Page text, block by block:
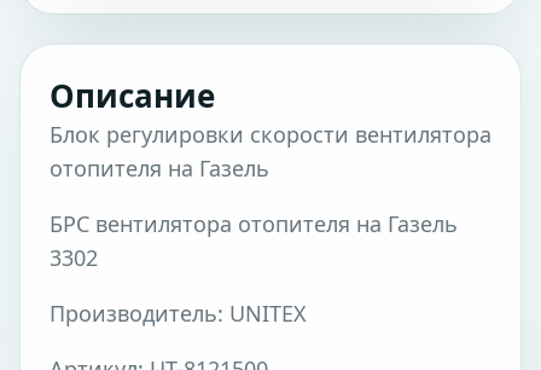
Описание
Блок регулировки скорости вентилятора
отопителя на Газель
БРС вентилятора отопителя на Газель
3302
Производитель: UNITEX